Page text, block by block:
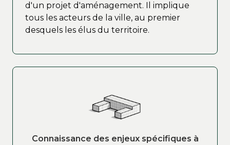
d'un projet d'aménagement. Il implique
tous les acteurs de la ville, au premier
desquels les élus du territoire.
Connaissance des enjeux spécifiques à